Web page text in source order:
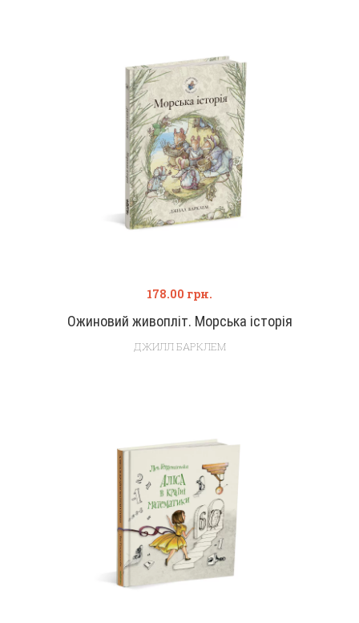
Ожиновий живопліт. Морська історія
178.00 грн.
ДЖИЛЛ БАРКЛЕМ